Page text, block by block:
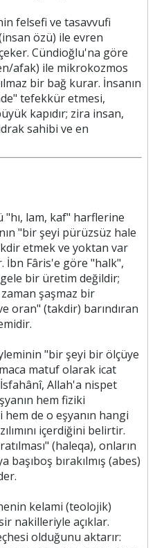
felsefi ve tasavvufi
özü) ile evren
Cündioğlu'na göre
afak) ile mikrokozmos
bir bağ kurar. İnsanın
tefekkür etmesi,
kapıdır; zira insan,
sahibi ve en
lam, kaf" harflerine
"bir şeyi pürüzsüz hale
etmek ve yoktan var
İbn Fâris'e göre "halk",
bir üretim değildir;
şaşmaz bir
oran" (takdir) barındıran
"bir şeyi bir ölçüye
matuf olarak icat
Allah'a nispet
hem fiziki
hem de o eşyanın hangi
içerdiğini belirtir.
(haleqa), onların
başıboş bırakılmış (abes)
kelami (teolojik)
nakilleriyle açıklar.
olduğunu aktarır: